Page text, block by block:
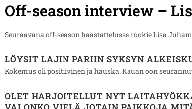
Off-season interview –
Seuraavana off-season haastattelussa rookie Lisa
LÖYSIT LAJIN PARIIN SYKSYN
Kokemus oli positiivinen ja hauska. Kauan oon
OLET HARJOITELLUT NYT
VAI ONKO VIELÄ JOTAIN PAIKKOJA